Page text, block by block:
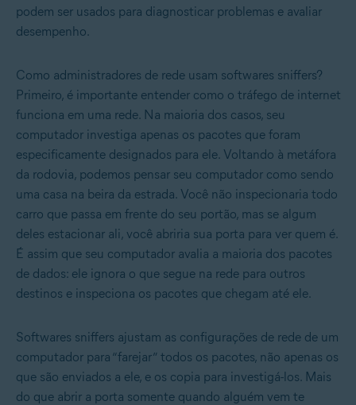
podem ser usados para diagnosticar problemas e avaliar
desempenho.
Como administradores de rede usam softwares sniffers?
Primeiro, é importante entender como o tráfego de internet
funciona em uma rede. Na maioria dos casos, seu
computador investiga apenas os pacotes que foram
especificamente designados para ele. Voltando à metáfora
da rodovia, podemos pensar seu computador como sendo
uma casa na beira da estrada. Você não inspecionaria todo
carro que passa em frente do seu portão, mas se algum
deles estacionar ali, você abriria sua porta para ver quem é.
É assim que seu computador avalia a maioria dos pacotes
de dados: ele ignora o que segue na rede para outros
destinos e inspeciona os pacotes que chegam até ele.
Softwares sniffers ajustam as configurações de rede de um
computador para “farejar” todos os pacotes, não apenas os
que são enviados a ele, e os copia para investigá-los. Mais
do que abrir a porta somente quando alguém vem te